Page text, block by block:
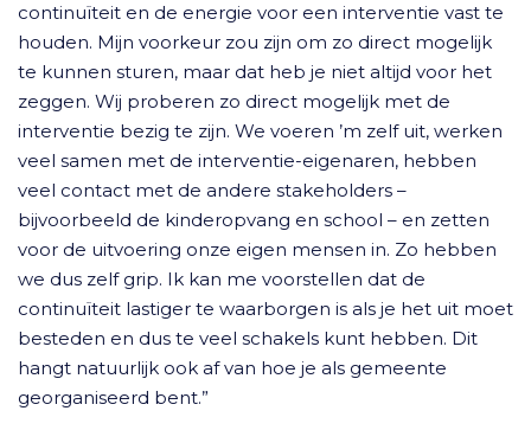
continuïteit en de energie voor een interventie vast te
houden. Mijn voorkeur zou zijn om zo direct mogelijk
te kunnen sturen, maar dat heb je niet altijd voor het
zeggen. Wij proberen zo direct mogelijk met de
interventie bezig te zijn. We voeren ’m zelf uit, werken
veel samen met de interventie-eigenaren, hebben
veel contact met de andere stakeholders –
bijvoorbeeld de kinderopvang en school – en zetten
voor de uitvoering onze eigen mensen in. Zo hebben
we dus zelf grip. Ik kan me voorstellen dat de
continuïteit lastiger te waarborgen is als je het uit moet
besteden en dus te veel schakels kunt hebben. Dit
hangt natuurlijk ook af van hoe je als gemeente
georganiseerd bent.”